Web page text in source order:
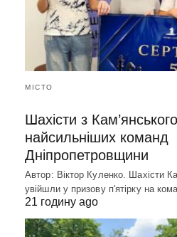
МІСТО
Шахісти з Кам’янського
найсильніших команд
Дніпропетровщини
Автор: Віктор Куленко.
увійшли у призову п'ятірку на
21 годину ago